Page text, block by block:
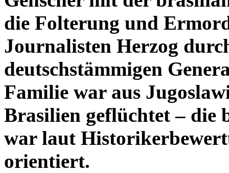
die Folterung und
Journalisten Herzog
deutschstämmigen
Familie war aus
Brasilien geflüchtet –
war laut
orientiert.